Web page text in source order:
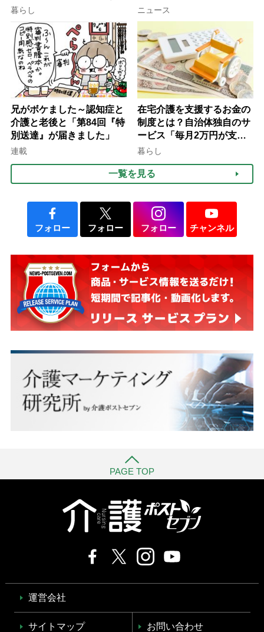
行語大賞にノミネート、法
律にも明記されたが果たし
て現在は？
暮らし
ぐ「揺れる一粒」の使い分
け方
ニュース
兄がボケました～認知症と
介護と老後と「第84回『特
別送達』が届きました」
連載
在宅介護を支援するお金の
制度とは？自治体独自のサ
ービス「毎月2万円が支給
される」ケースも【FP解
暮らし
一覧を見る
フォロー フォロー フォロー チャンネル
PAGE TOP
運営会社
サイトマップ お問い合わせ